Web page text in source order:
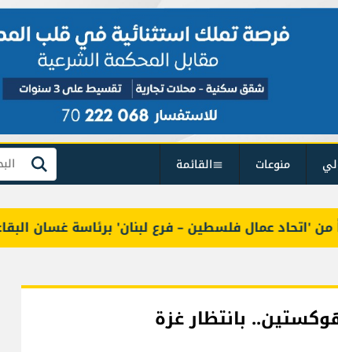
منوعات القائمة بحث
عمال فلسطين – فرع لبنان' برئاسة غسان البقاعي
بانتظار غزة